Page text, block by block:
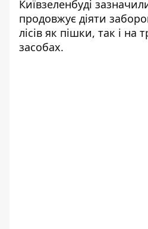
Київзеленбуді
продовжує діяти
лісів як пішки, так і на
засобах.